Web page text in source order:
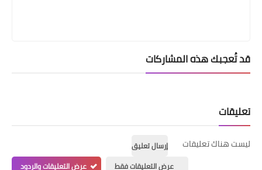
قد تُعجبك هذه المشاركات
تعليقات
ليست هناك تعليقات
إرسال تعليق
عرض التعليقات فقط
عرض التعليقات والردود